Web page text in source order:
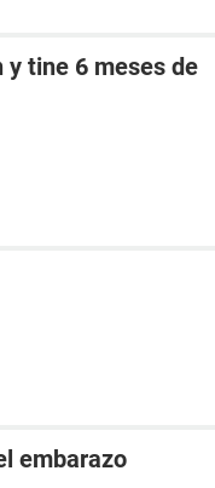
y tine 6 meses de
embarazo